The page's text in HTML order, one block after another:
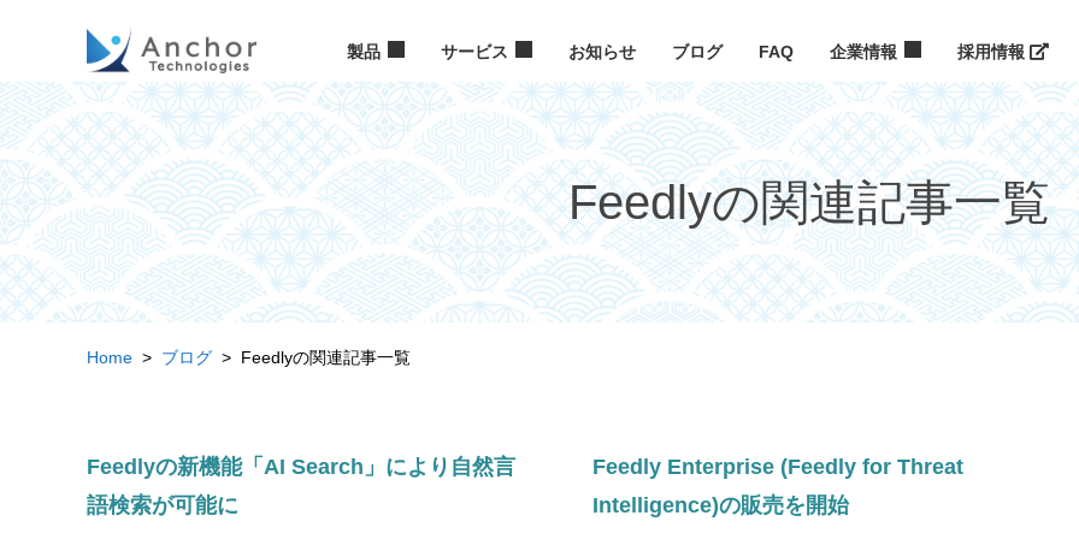
製品 サービス お知らせ ブログ FAQ 企業情報 採用情報
Feedlyの関連記事一覧
Home > ブログ > Feedlyの関連記事一覧
Feedlyの新機能「AI Search」により自然言
語検索が可能に
Feedly Enterprise (Feedly for Threat
Intelligence)の販売を開始